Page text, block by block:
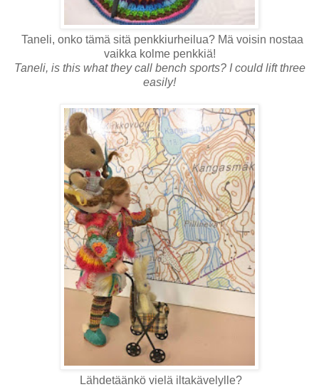
Taneli, onko tämä sitä penkkiurheilua? Mä voisin nostaa
vaikka kolme penkkiä!
Taneli, is this what they call bench sports? I could lift three
easily!
Lähdetäänkö vielä iltakävelylle?